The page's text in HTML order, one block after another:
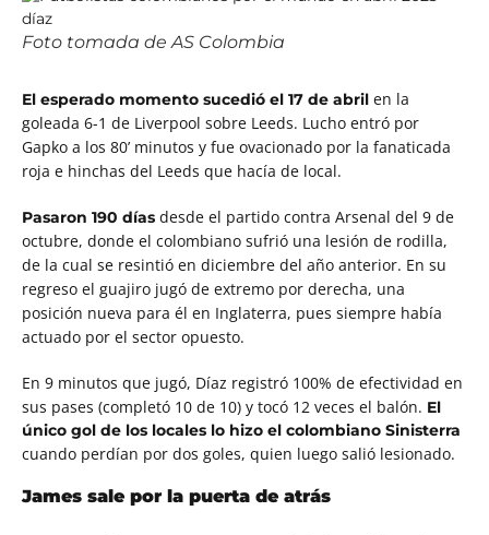
Foto tomada de AS Colombia
El esperado momento sucedió el 17 de abril en la
goleada 6-1 de Liverpool sobre Leeds. Lucho entró por
Gapko a los 80’ minutos y fue ovacionado por la fanaticada
roja e hinchas del Leeds que hacía de local.
Pasaron 190 días desde el partido contra Arsenal del 9 de
octubre, donde el colombiano sufrió una lesión de rodilla,
de la cual se resintió en diciembre del año anterior. En su
regreso el guajiro jugó de extremo por derecha, una
posición nueva para él en Inglaterra, pues siempre había
actuado por el sector opuesto.
En 9 minutos que jugó, Díaz registró 100% de efectividad en
sus pases (completó 10 de 10) y tocó 12 veces el balón. El
único gol de los locales lo hizo el colombiano Sinisterra
cuando perdían por dos goles, quien luego salió lesionado.
James sale por la puerta de atrás